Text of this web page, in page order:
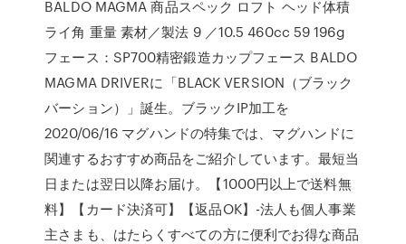
BALDO MAGMA 商品スペック ロフト ヘッド体積
ライ角 重量 素材／製法 9 ／10.5 460cc 59 196g
フェース：SP700精密鍛造カップフェース BALDO
MAGMA DRIVERに「BLACK VERSION（ブラック
バーション）」誕生。ブラックIP加工を
2020/06/16 マグハンドの特集では、マグハンドに
関連するおすすめ商品をご紹介しています。最短当
日または翌日以降お届け。【1000円以上で送料無
料】【カード決済可】【返品OK】-法人も個人事業
主さまも、はたらくすべての方に便利でお得な商品